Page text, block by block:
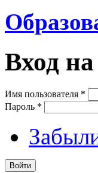
Вход
Имя пользователя *
Пароль *